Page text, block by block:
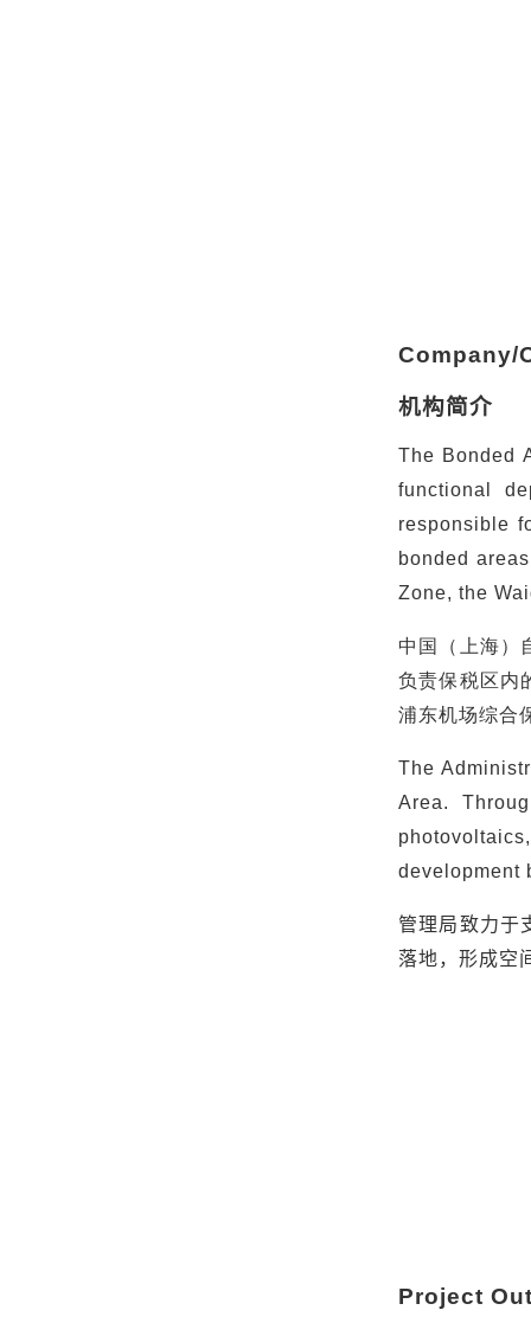
Company/
机构简介
The Bonded
functional
responsible
bonded
Zone, the
中国（上海）
负责保税区内
浦东机场综合
The
Area.
development
管理局致力于
落地，形成空
Project